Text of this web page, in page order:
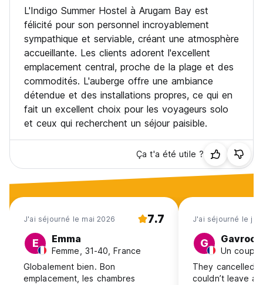
L'Indigo Summer Hostel à Arugam Bay est
félicité pour son personnel incroyablement
sympathique et serviable, créant une atmosphère
accueillante. Les clients adorent l'excellent
emplacement central, proche de la plage et des
commodités. L'auberge offre une ambiance
détendue et des installations propres, ce qui en
fait un excellent choix pour les voyageurs solo
et ceux qui recherchent un séjour paisible.
Ça t'a été utile ?
J'ai séjourné le mai 2026 7.7
E Emma
Femme, 31-40, France
Globalement bien. Bon
emplacement, les chambres
J'ai séjourné le
G
Un
They cancelled
couldn’t leave a